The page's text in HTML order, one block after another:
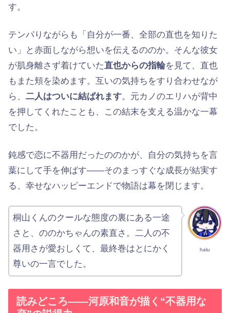
す。
テンパりながらも「自分が一番、全部の直也を知りた
い」と赤面しながら想いを伝えるののか。そんな彼女
が肌身離さず着けていた直也からの指輪を見て、直也
もまた頬を染めます。互いの気持ちをすり合わせなが
ら、 二人はついに結ばれます。元カノのエリハが背中
を押してくれたことも、この結末を支える温かな一幕
でした。
鈍感で恋に不器用だったののかが、自分の気持ちを言
葉にして手を伸ばす——そのまっすぐな成長が結実す
る、幸せなハッピーエンドで物語は幕を閉じます。
halu
桐山くんのクールな態度の裏にある一途
さと、ののかちゃんの素直さ。二人の不
器用さが愛おしくて、最終巻はとにかく
尊いの一言でした。
読みどころ——河原和音が描く“不器用な